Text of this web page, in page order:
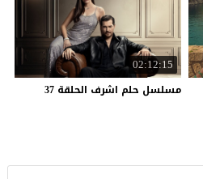
02:12:15
مسلسل حلم اشرف الحلقة 37